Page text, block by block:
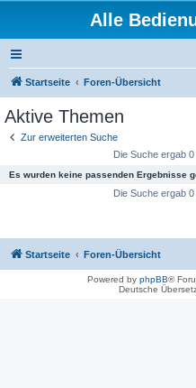
Alle
Startseite Foren-Übersicht
Aktive Themen
Zur erweiterten Suche
Die Suche ergab
Es wurden keine passenden Ergebnisse
Die Suche ergab
Startseite Foren-Übersicht
Powered by phpBB®
Deutsche